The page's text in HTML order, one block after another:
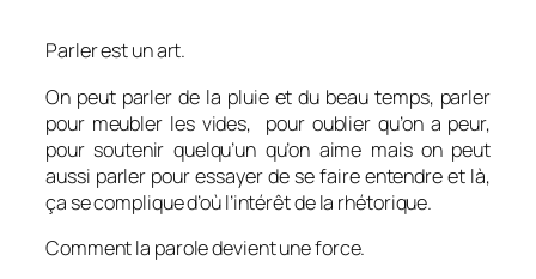
Parler est un art.
On peut parler de la pluie et du beau temps, parler
pour meubler les vides, pour oublier qu’on a peur,
pour soutenir quelqu’un qu’on aime mais on peut
aussi parler pour essayer de se faire entendre et là,
ça se complique d’où l’intérêt de la rhétorique.
Comment la parole devient une force.